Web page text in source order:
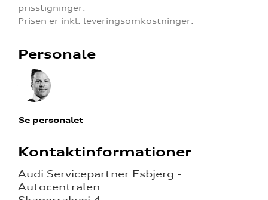
prisstigninger.
Prisen er inkl. leveringsomkostninger.
Personale
Se personalet
Kontaktinformationer
Audi Servicepartner Esbjerg -
Autocentralen